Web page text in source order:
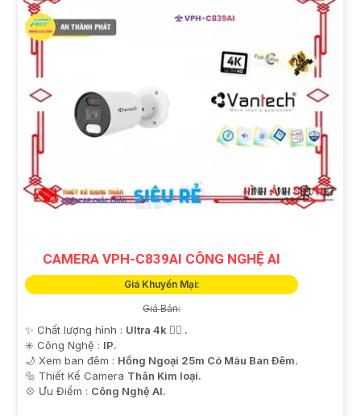
Điểm mạnh của Camera Vantech là chất lượng dịch vụ
tốt và hỗ trợ khách hàng chu đáo. Đội ngũ nhân viên
kỹ thuật chuyên nghiệp của Vantech sẽ giúp bạn lựa
chọn giải pháp camera phù hợp với nhu cầu và ngân
sách của bạn.
Nếu bạn đang tìm kiếm một giải pháp giám sát an ninh
tốt cho ngôi nhà hoặc doanh nghiệp của mình, Camera
Vantech Việt Nam là một lựa chọn hàng đầu mà bạn có
CAMERA VPH-C839AI CÔNG NGHỆ AI
Giá Khuyến Mại:
Giá Bán:
✨ Chất lượng hình : Ultra 4k 👍🏾 .
✳️ Công Nghệ : IP.
🌙 Xem ban đêm : Hồng Ngoại 25m Có Màu Ban Ðêm.
🔩 Thiết Kế Camera Thân Kim loại.
️💠 Ưu Điểm : Công Nghệ AI.